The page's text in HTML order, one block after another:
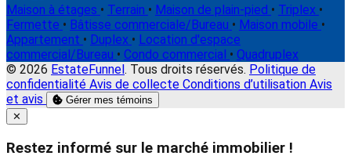
Maison à étages • Terrain • Maison de plain-pied • Triplex •
Fermette • Bâtisse commerciale/Bureau • Maison mobile •
Appartement • Duplex • Location d'espace
commercial/Bureau • Condo commercial • Quadruplex
© 2026 EstateFunnel. Tous droits réservés. Politique de
confidentialité Avis de collecte Conditions d’utilisation Avis
et avis
Gérer mes témoins
Close
✕
Restez informé sur le marché immobilier !